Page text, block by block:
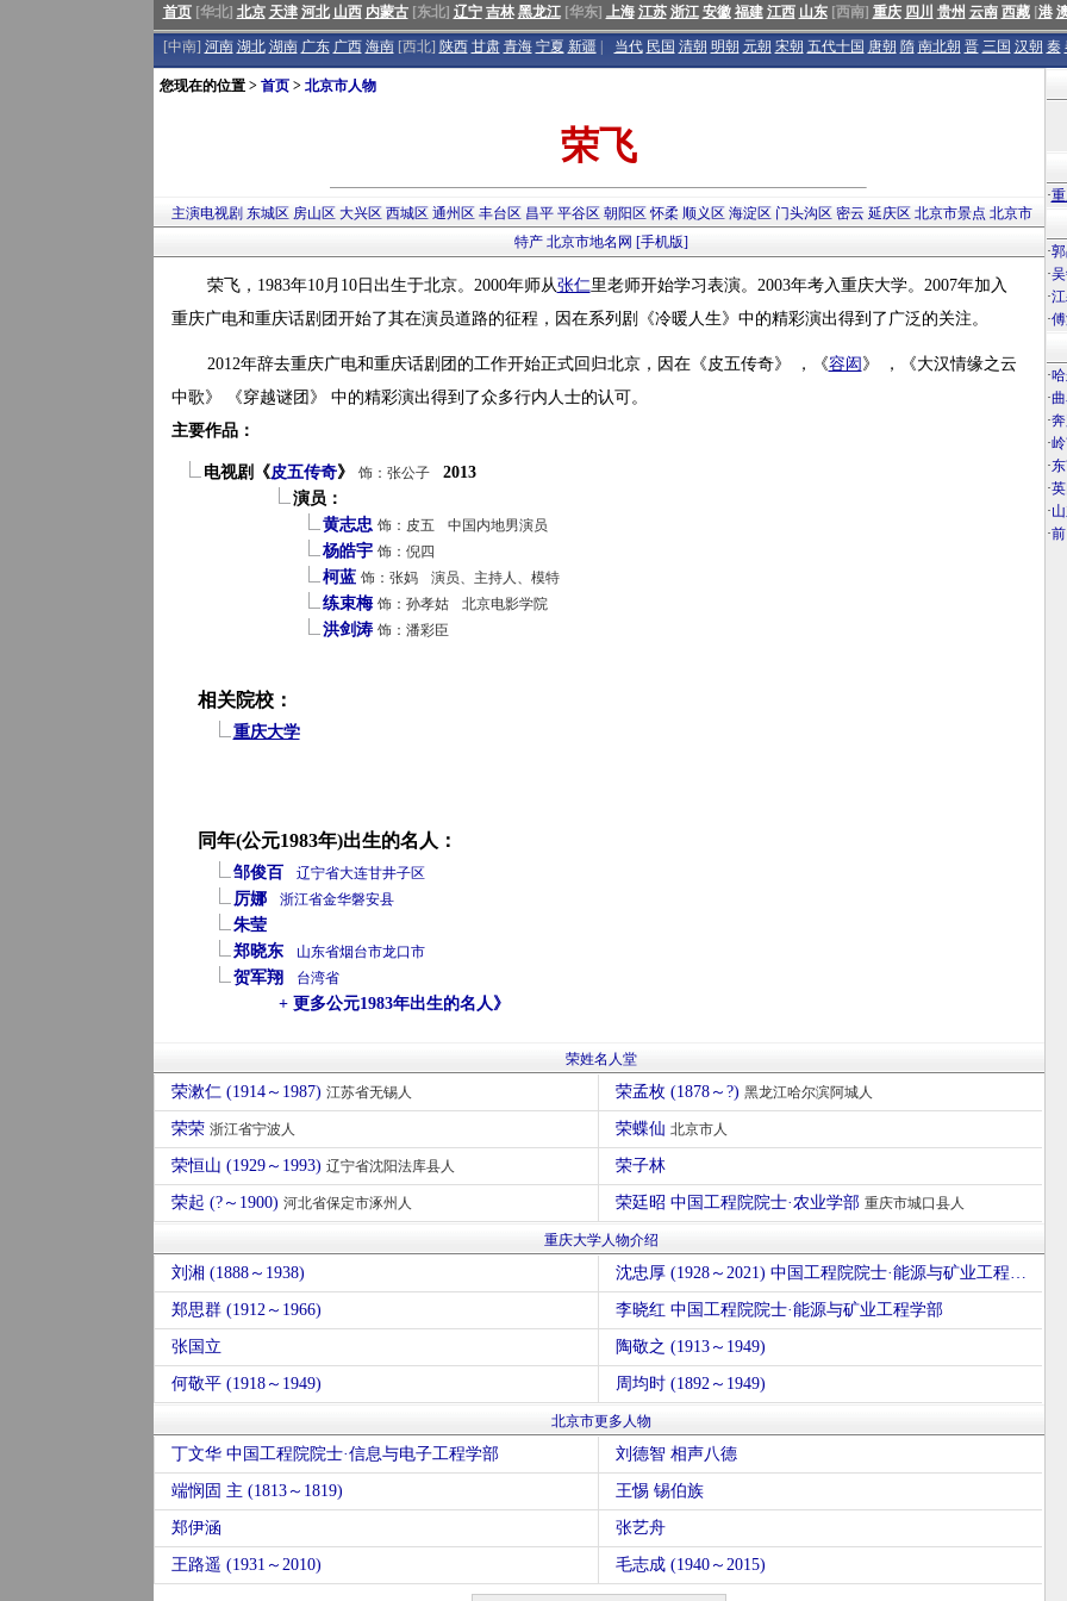
首页[华北] 北京 天津 河北 山西 内蒙古[东北] 辽宁 吉林 黑龙江[华东] 上海 江苏 浙江 安徽 福建 江西 山东[西南] 重庆 四川 贵州 云南 西藏[港
[中南] 河南 湖北 湖南 广东 广西 海南[西北] 陕西 甘肃 青海 宁夏 新疆 当代 民国 清朝 明朝 元朝 宋朝 五代十国 唐朝 隋 南北朝 晋 三国 汉朝 秦
您现在的位置 > 首页> 北京市人物
荣飞
主演电视剧 东城区 房山区 大兴区 西城区 通州区 丰台区 昌平 平谷区 朝阳区 怀柔 顺义区 海淀区 门头沟区 密云 延庆区 北京市景点 北京市
特产 北京市地名网 [手机版]
荣飞，1983年10月10日出生于北京。2000年师从张仁里老师开始学习表演。2003年考入重庆大学。2007年加入
重庆广电和重庆话剧团开始了其在演员道路的征程，因在系列剧《冷暖人生》中的精彩演出得到了广泛的关注。
2012年辞去重庆广电和重庆话剧团的工作开始正式回归北京，因在《皮五传奇》 ，《容闳 》 ，《大汉情缘之云
中歌》 《穿越谜团》 中的精彩演出得到了众多行内人士的认可。
主要作品：
电视剧《皮五传奇》 饰：张公子
2013
演员：
黄志忠 饰：皮五 中国内地男演员
杨皓宇 饰：倪四
柯蓝 饰：张妈 演员、主持人、模特
练束梅 饰：孙孝姑 北京电影学院
洪剑涛 饰：潘彩臣
相关院校：
重庆大学
同年(公元1983年)出生的名人：
邹俊百 辽宁省大连甘井子区
厉娜 浙江省金华磐安县
朱莹
郑晓东
山东省烟台市龙口市
贺军翔 台湾省
+ 更多公元1983年出生的名人》
荣姓名人堂
荣漱仁 (1914～1987) 江苏省无锡人 荣孟枚 (1878～?) 黑龙江哈尔滨阿城人
荣荣 浙江省宁波人 荣蝶仙 北京市人
荣恒山 (1929～1993) 辽宁省沈阳法库县人 荣子林
荣起 (?～1900) 河北省保定市涿州人 荣廷昭 中国工程院院士·农业学部 重庆市城口县人
重庆大学人物介绍
刘湘 (1888～1938) 沈忠厚 (1928～2021) 中国工程院院士·能源与矿业工程学部
郑思群 (1912～1966) 李晓红 中国工程院院士·能源与矿业工程学部
张国立 陶敬之 (1913～1949)
何敬平 (1918～1949) 周均时 (1892～1949)
北京市更多人物
丁文华 中国工程院院士·信息与电子工程学部 刘德智 相声八德
端悯固 主 (1813～1819) 王惕 锡伯族
郑伊涵 张艺舟
王路遥 (1931～2010) 毛志成 (1940～2015)
·
·
·
·
·
·
·
·
·
·
·
·
·